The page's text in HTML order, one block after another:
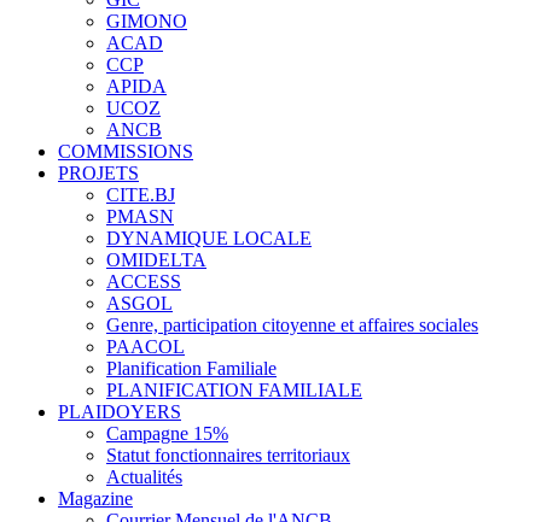
GIMONO
ACAD
CCP
APIDA
UCOZ
ANCB
COMMISSIONS
PROJETS
CITE.BJ
PMASN
DYNAMIQUE LOCALE
OMIDELTA
ACCESS
ASGOL
Genre, participation citoyenne et affaires sociales
PAACOL
Planification Familiale
PLANIFICATION FAMILIALE
PLAIDOYERS
Campagne 15%
Statut fonctionnaires territoriaux
Actualités
Magazine